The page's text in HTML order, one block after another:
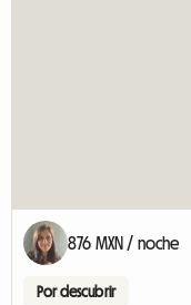
876 MXN / noche
Por descubrir